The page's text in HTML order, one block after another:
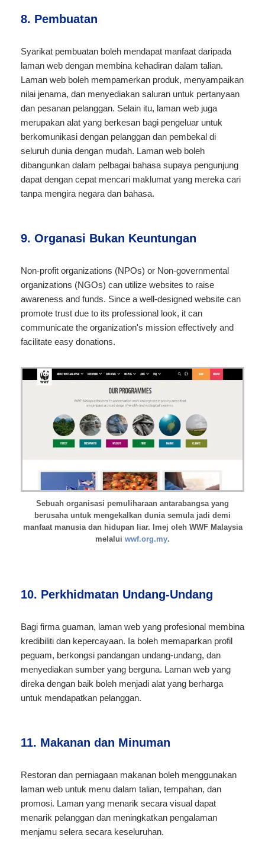
8. Pembuatan
Syarikat pembuatan boleh mendapat manfaat daripada
laman web dengan membina kehadiran dalam talian.
Laman web boleh mempamerkan produk, menyampaikan
nilai jenama, dan menyediakan saluran untuk pertanyaan
dan pesanan pelanggan. Selain itu, laman web juga
merupakan alat yang berkesan bagi pengeluar untuk
berkomunikasi dengan pelanggan dan pembekal di
seluruh dunia dengan mudah. Laman web boleh
dibangunkan dalam pelbagai bahasa supaya pengunjung
dapat dengan cepat mencari maklumat yang mereka cari
tanpa mengira negara dan bahasa.
9. Organasi Bukan Keuntungan
Non-profit organizations (NPOs) or Non-governmental
organizations (NGOs) can utilize websites to raise
awareness and funds. Since a well-designed website can
promote trust due to its professional look, it can
communicate the organization's mission effectively and
facilitate easy donations.
Sebuah organisasi pemuliharaan antarabangsa yang
berusaha untuk mengekalkan dunia semula jadi demi
manfaat manusia dan hidupan liar. Imej oleh WWF Malaysia
melalui wwf.org.my.
10. Perkhidmatan Undang-Undang
Bagi firma guaman, laman web yang profesional membina
kredibiliti dan kepercayaan. Ia boleh memaparkan profil
peguam, berkongsi pandangan undang-undang, dan
menyediakan sumber yang berguna. Laman web yang
direka dengan baik boleh menjadi alat yang berharga
untuk mendapatkan pelanggan.
11. Makanan dan Minuman
Restoran dan perniagaan makanan boleh menggunakan
laman web untuk menu dalam talian, tempahan, dan
promosi. Laman yang menarik secara visual dapat
menarik pelanggan dan meningkatkan pengalaman
menjamu selera secara keseluruhan.